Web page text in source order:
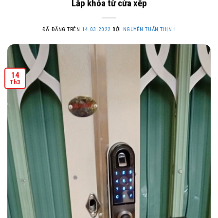
Lắp khóa từ cửa xếp
ĐÃ ĐĂNG TRÊN 14.03.2022 BỞI NGUYỄN TUẤN THỊNH
14
Th3